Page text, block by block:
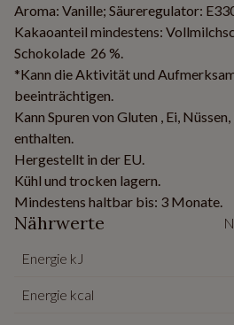
Aroma: Vanille; Säureregulator:
Kakaoanteil mindestens:
Schokolade 26 %.
*Kann die Aktivität und
beeinträchtigen.
Kann Spuren von Gluten , Ei, Nüssen,
enthalten.
Hergestellt in der EU.
Kühl und trocken lagern.
Mindestens haltbar bis: 3 Monate.
Nährwerte
Energie kJ
Energie kcal